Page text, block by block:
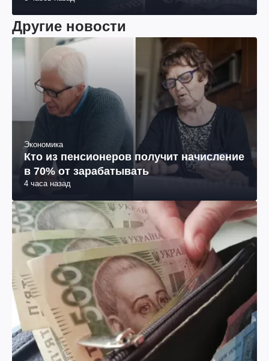
Другие новости
Экономика
Кто из пенсионеров получит начисление
в 70% от зарабатывать
4 часа назад